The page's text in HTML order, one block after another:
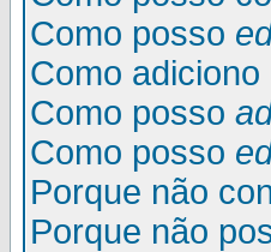
Como posso
Como adiciono
Como posso
Como posso
Porque não
Porque não